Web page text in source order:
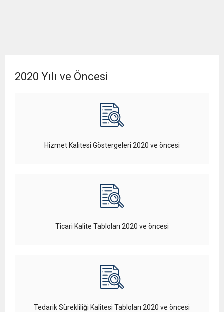
2020 Yılı ve Öncesi
Hizmet Kalitesi Göstergeleri 2020 ve öncesi
Ticari Kalite Tabloları 2020 ve öncesi
Tedarik Sürekliliği Kalitesi Tabloları 2020 ve öncesi